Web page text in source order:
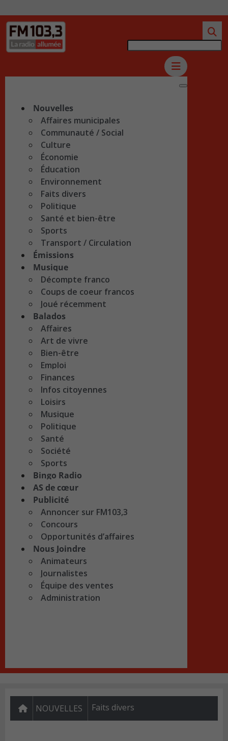
Nouvelles
Affaires municipales
Communauté / Social
Culture
Économie
Éducation
Environnement
Faits divers
Politique
Santé et bien-être
Sports
Transport / Circulation
Émissions
Musique
Décompte franco
Coups de coeur francos
Joué récemment
Balados
Affaires
Art de vivre
Bien-être
Emploi
Finances
Infos citoyennes
Loisirs
Musique
Politique
Santé
Société
Sports
Bingo Radio
AS de cœur
Publicité
Annoncer sur FM103,3
Concours
Opportunités d’affaires
Nous Joindre
Animateurs
Journalistes
Équipe des ventes
Administration
NOUVELLES Faits divers